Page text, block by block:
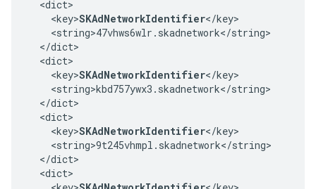
  <dict>
    <key>
SKAdNetworkIdentifier</key>
    <string>47vhws6wlr.skadnetwork</string>
  </dict>
  <dict>
    <key>
SKAdNetworkIdentifier</key>
    <string>kbd757ywx3.skadnetwork</string>
  </dict>
  <dict>
    <key>
SKAdNetworkIdentifier</key>
    <string>9t245vhmpl.skadnetwork</string>
  </dict>
  <dict>